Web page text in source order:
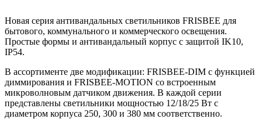
Новая серия антивандальных светильников FRISBEE для
бытового, коммунального и коммерческого освещения.
Простые формы и антивандальный корпус с защитой IK10,
IP54.
В ассортименте две модификации: FRISBEE-DIM с функцией
диммирования и FRISBEE-MOTION со встроенным
микроволновым датчиком движения. В каждой серии
представлены светильники мощностью 12/18/25 Вт с
диаметром корпуса 250, 300 и 380 мм соответственно.